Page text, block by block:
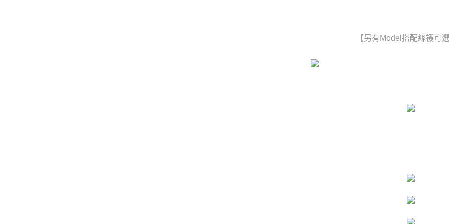
【另有Model搭配絲襪可